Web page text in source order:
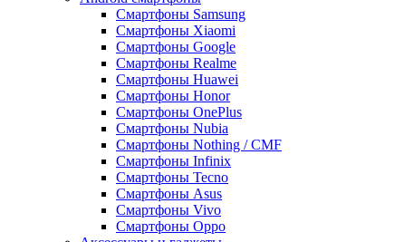
Смартфоны Samsung
Смартфоны Xiaomi
Смартфоны Google
Смартфоны Realme
Смартфоны Huawei
Смартфоны Honor
Смартфоны OnePlus
Смартфоны Nubia
Смартфоны Nothing / CMF
Смартфоны Infinix
Смартфоны Tecno
Смартфоны Asus
Смартфоны Vivo
Смартфоны Oppo